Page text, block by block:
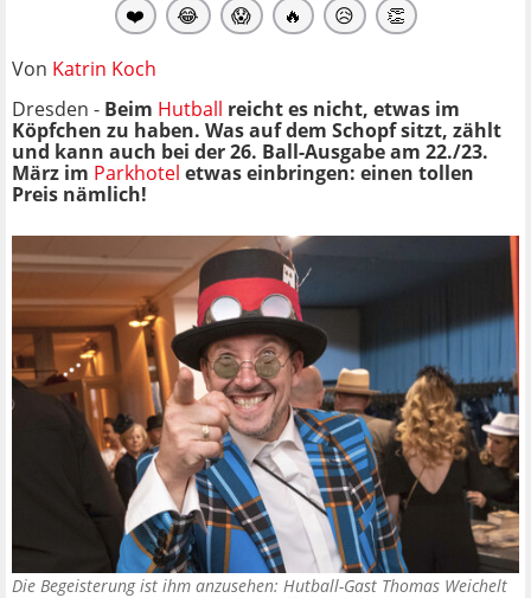
❤️ 😂 😱 🔥 😥 👏
Von Katrin Koch
Dresden - Beim Hutball reicht es nicht, etwas im
Köpfchen zu haben. Was auf dem Schopf sitzt, zählt
und kann auch bei der 26. Ball-Ausgabe am 22./23.
März im Parkhotel etwas einbringen: einen tollen
Preis nämlich!
Die Begeisterung ist ihm anzusehen: Hutball-Gast Thomas Weichelt